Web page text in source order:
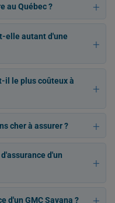
au Québec ?
elle autant d'une
il le plus coûteux à
cher à assurer ?
d'un
d'un GMC Savana ?